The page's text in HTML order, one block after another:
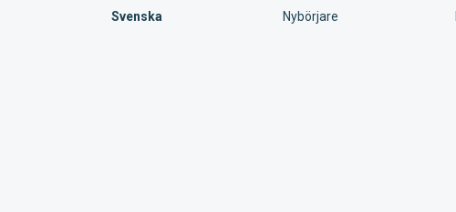
Svenska
Nybörjare